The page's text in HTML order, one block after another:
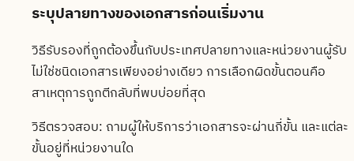
ระบุปลายทางของเอกสารก่อนเริ่มงาน
วิธีรับรองที่ถูกต้องขึ้นกับประเทศปลายทางและหน่วยงานผู้รับ
ไม่ใช่ชนิดเอกสารเพียงอย่างเดียว การเลือกผิดขั้นตอนคือ
สาเหตุการถูกตีกลับที่พบบ่อยที่สุด
วิธีตรวจสอบ: ถามผู้ให้บริการว่าเอกสารจะผ่านกี่ขั้น และแต่ละ
ขั้นอยู่ที่หน่วยงานใด